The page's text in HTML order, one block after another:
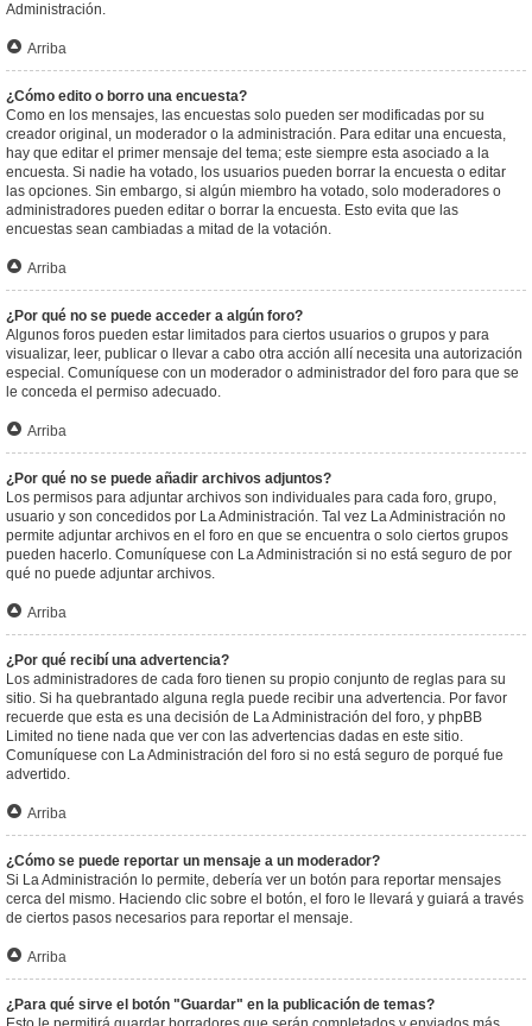
Administración.
Arriba
¿Cómo edito o borro una encuesta?
Como en los mensajes, las encuestas solo pueden ser modificadas por su
creador original, un moderador o la administración. Para editar una encuesta,
hay que editar el primer mensaje del tema; este siempre esta asociado a la
encuesta. Si nadie ha votado, los usuarios pueden borrar la encuesta o editar
las opciones. Sin embargo, si algún miembro ha votado, solo moderadores o
administradores pueden editar o borrar la encuesta. Esto evita que las
encuestas sean cambiadas a mitad de la votación.
Arriba
¿Por qué no se puede acceder a algún foro?
Algunos foros pueden estar limitados para ciertos usuarios o grupos y para
visualizar, leer, publicar o llevar a cabo otra acción allí necesita una autorización
especial. Comuníquese con un moderador o administrador del foro para que se
le conceda el permiso adecuado.
Arriba
¿Por qué no se puede añadir archivos adjuntos?
Los permisos para adjuntar archivos son individuales para cada foro, grupo,
usuario y son concedidos por La Administración. Tal vez La Administración no
permite adjuntar archivos en el foro en que se encuentra o solo ciertos grupos
pueden hacerlo. Comuníquese con La Administración si no está seguro de por
qué no puede adjuntar archivos.
Arriba
¿Por qué recibí una advertencia?
Los administradores de cada foro tienen su propio conjunto de reglas para su
sitio. Si ha quebrantado alguna regla puede recibir una advertencia. Por favor
recuerde que esta es una decisión de La Administración del foro, y phpBB
Limited no tiene nada que ver con las advertencias dadas en este sitio.
Comuníquese con La Administración del foro si no está seguro de porqué fue
advertido.
Arriba
¿Cómo se puede reportar un mensaje a un moderador?
Si La Administración lo permite, debería ver un botón para reportar mensajes
cerca del mismo. Haciendo clic sobre el botón, el foro le llevará y guiará a través
de ciertos pasos necesarios para reportar el mensaje.
Arriba
¿Para qué sirve el botón "Guardar" en la publicación de temas?